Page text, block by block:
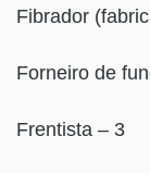
Fibrador
Forneiro de
Frentista – 3